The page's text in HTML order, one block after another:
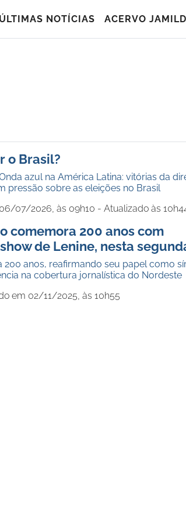
ÚLTIMAS NOTÍCIAS ACERVO
o Brasil?
azul na América Latina: vitórias da
pressão sobre as eleições no Brasil
07/2026, às 09h10 - Atualizado às
comemora 200 anos com
de Lenine, nesta
200 anos, reafirmando seu papel como
na cobertura jornalística do Nordeste
em 02/11/2025, às 10h55